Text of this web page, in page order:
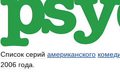
Список серий американского
2006 года